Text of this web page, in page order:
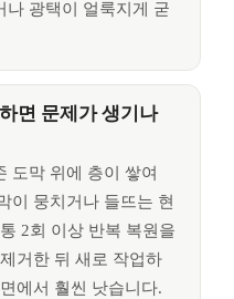
나 광택이 얼룩지게 굳
면 문제가 생기나
도막 위에 층이 쌓여
이 뭉치거나 들뜨는 현
2회 이상 반복 복원을
거한 뒤 새로 작업하
에서 훨씬 낫습니다.